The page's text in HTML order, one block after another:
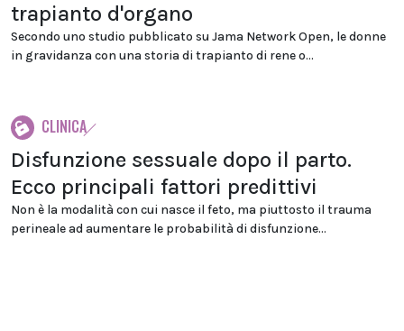
trapianto d'organo
Secondo uno studio pubblicato su Jama Network Open, le donne
in gravidanza con una storia di trapianto di rene o...
CLINICA
Disfunzione sessuale dopo il parto.
Ecco principali fattori predittivi
Non è la modalità con cui nasce il feto, ma piuttosto il trauma
perineale ad aumentare le probabilità di disfunzione...